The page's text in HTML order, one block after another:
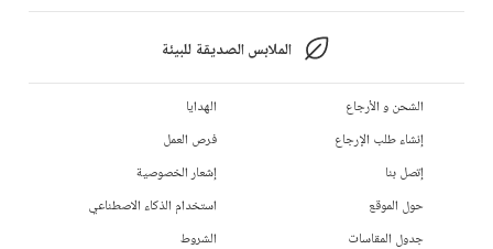
الملابس الصديقة للبيئة
الشحن و الأرجاع
إنشاء طلب الإرجاع
إتصل بنا
حول الموقع
جدول المقاسات
الهدايا
فرص العمل
إشعار الخصوصية
استخدام الذكاء الاصطناعي
الشروط